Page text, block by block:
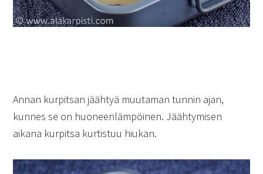
Annan kurpitsan jäähtyä muutaman tunnin ajan,
kunnes se on huoneenlämpöinen. Jäähtymisen
aikana kurpitsa kurtistuu hiukan.